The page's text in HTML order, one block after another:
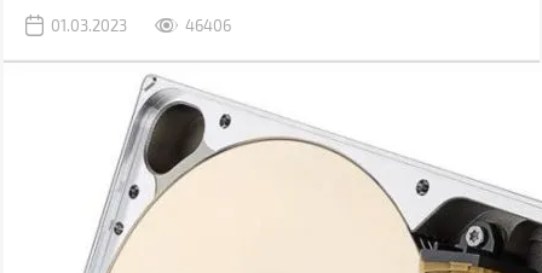
01.03.2023
46406